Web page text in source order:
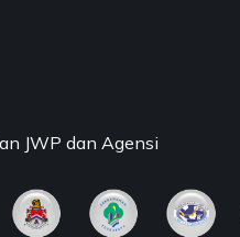
JWP dan Agensi